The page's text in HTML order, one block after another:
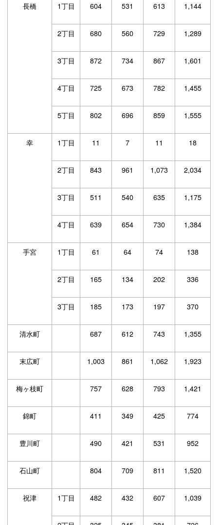
長橋 1丁目 604 531 613 1,144
2丁目 680 560 729 1,289
3丁目 872 734 867 1,601
4丁目 725 673 782 1,455
5丁目 802 696 859 1,555
幸 1丁目 11 7 11 18
2丁目 843 961 1,073 2,034
3丁目 511 540 635 1,175
4丁目 639 654 730 1,384
手宮 1丁目 61 64 74 138
2丁目 165 134 202 336
3丁目 185 173 197 370
清水町 687 612 743 1,355
末広町 1,003 861 1,062 1,923
梅ヶ枝町 757 628 793 1,421
錦町 411 349 425 774
豊川町 490 421 531 952
石山町 804 709 811 1,520
祝津 1丁目 482 432 607 1,039